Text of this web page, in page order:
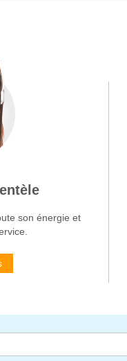
son énergie et